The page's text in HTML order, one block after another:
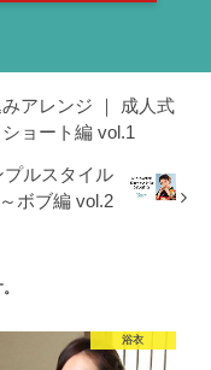
アレンジ ｜ 成人式
ョート編 vol.1
プルスタイル
ボブ編 vol.2
浴衣